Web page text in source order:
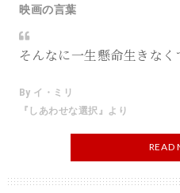
映画の言葉
そんなに一生懸命生きなく
By イ・ミリ
『しあわせな選択』より
READ